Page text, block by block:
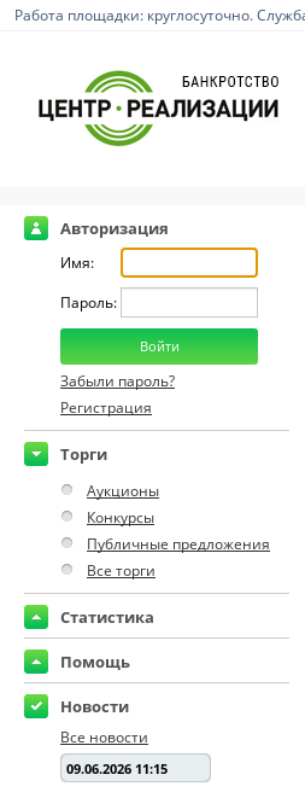
Работа площадки: круглосуточно.
Авторизация
Имя:
Пароль:
Забыли пароль?
Регистрация
Торги
Аукционы
Конкурсы
Публичные предложения
Все торги
Статистика
Помощь
Новости
Все новости
09.06.2026 11:15